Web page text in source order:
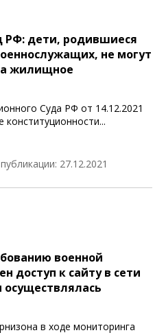
РФ: дети, родившиеся
не могут
жилищное
Суда РФ от 14.12.2021
конституционности...
27.12.2021
военной
доступ к сайту в сети
в ходе мониторинга